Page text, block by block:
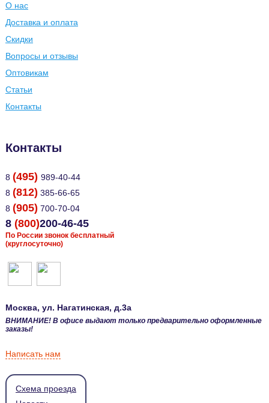
О нас
Доставка и оплата
Скидки
Вопросы и отзывы
Оптовикам
Статьи
Контакты
Контакты
8 (495) 989-40-44
8 (812) 385-66-65
8 (905) 700-70-04
8 (800)200-46-45
По России звонок бесплатный
(круглосуточно)
Москва, ул. Нагатинская, д.3а
ВНИМАНИЕ! В офисе выдают только предварительно оформленные
заказы!
Написать нам
Схема проезда